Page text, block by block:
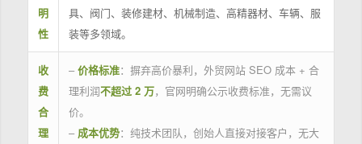
明
性
具、阀门、装修建材、机械制造、高精器材、车辆、服
装等多领域。
收
费
合
理
– 价格标准：摒弃高价暴利，外贸网站 SEO 成本 + 合
理利润不超过 2 万，官网明确公示收费标准，无需议
价。
– 成本优势：纯技术团队，创始人直接对接客户，无大